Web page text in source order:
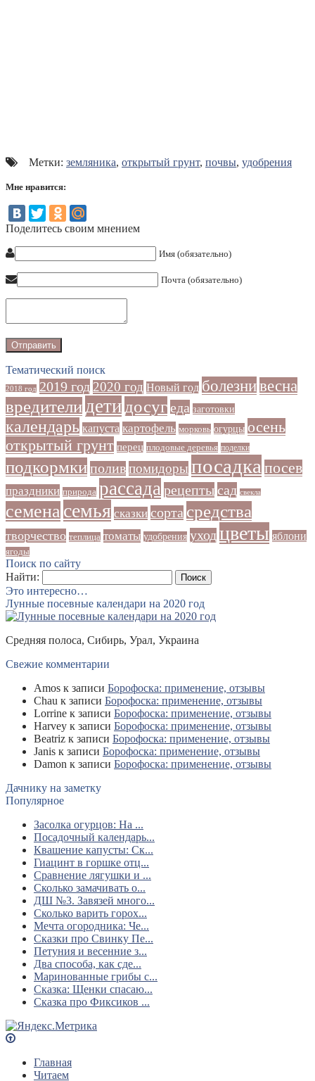
Метки: земляника, открытый грунт, почвы, удобрения
Мне нравится:
Поделитесь своим мнением
Имя (обязательно)
Почта (обязательно)
Тематический поиск
2018 год 2019 год 2020 год Новый год болезнивесна
вредители дети досугеда заготовки
календарь капуста картофель морковь огурцы осень
открытый грунт перец плодовые деревья поделки
подкормкиполивпомидоры посадка посев
праздники природа рассада рецептысад свекла
семена семья сказки сорта средства
творчество теплица томаты удобрения уходцветы яблони
ягоды
Поиск по сайту
Найти:
Это интересно…
Лунные посевные календари на 2020 год
Средняя полоса, Сибирь, Урал, Украина
Свежие комментарии
Amos к записи Борофоска: применение, отзывы
Chau к записи Борофоска: применение, отзывы
Lorrine к записи Борофоска: применение, отзывы
Harvey к записи Борофоска: применение, отзывы
Beatriz к записи Борофоска: применение, отзывы
Janis к записи Борофоска: применение, отзывы
Damon к записи Борофоска: применение, отзывы
Дачнику на заметку
Популярное
Засолка огурцов: На ...
Посадочный календарь...
Квашение капусты: Ск...
Гиацинт в горшке отц...
Сравнение лягушки и ...
Сколько замачивать о...
ДШ №3. Завязей много...
Сколько варить горох...
Мечта огородника: Че...
Сказки про Свинку Пе...
Петуния и весенние з...
Два способа, как сде...
Маринованные грибы с...
Сказка: Щенки спасаю...
Сказка про Фиксиков ...
Главная
Читаем